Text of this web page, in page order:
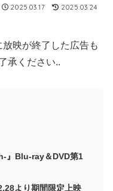
2025.03.17 2025.03.24
映が終了した広告も
承ください..
』Blu-ray＆DVD第1
より期間限定上映